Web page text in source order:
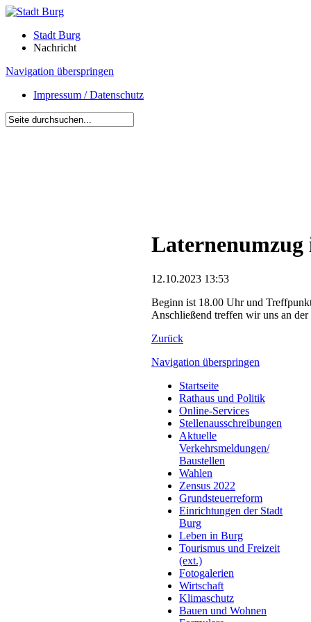
Stadt Burg
Nachricht
Navigation überspringen
Impressum / Datenschutz
12.10.2023 13:53
Beginn ist 18.00 Uhr und
Anschließend treffen wir uns an
Zurück
Navigation überspringen
Startseite
Rathaus und Politik
Online-Services
Stellenausschreibungen
Aktuelle
Verkehrsmeldungen/
Baustellen
Wahlen
Zensus 2022
Grundsteuerreform
Einrichtungen der Stadt
Burg
Leben in Burg
Tourismus und Freizeit
(ext.)
Fotogalerien
Wirtschaft
Klimaschutz
Bauen und Wohnen